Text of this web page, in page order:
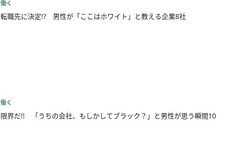
働く
転職先に決定!? 男性が「ここはホワイト」と教える企業8社
働く
限界だ!! 「うちの会社、もしかしてブラック？」と男性が思う瞬間10